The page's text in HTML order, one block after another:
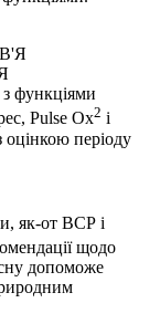
функціями
Pulse Ox2 і
періоду
як-от ВСР і
щодо
допоможе